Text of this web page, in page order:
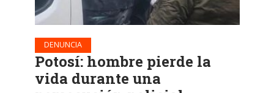
DENUNCIA
Potosí: hombre pierde la
vida durante una